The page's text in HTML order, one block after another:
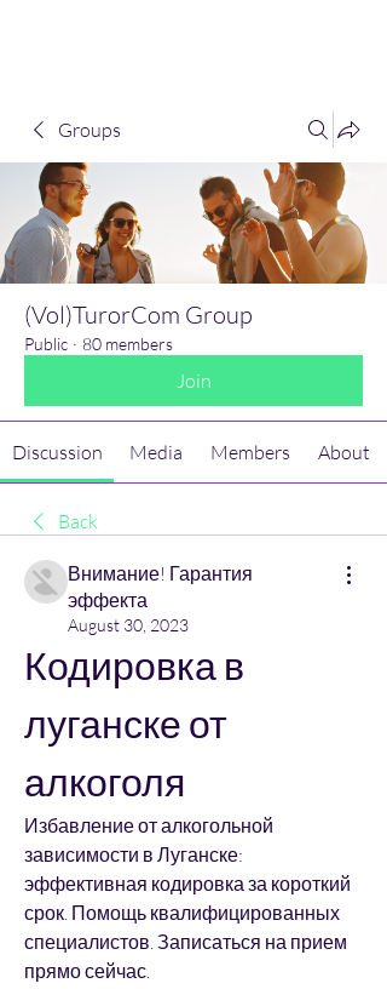
Groups
(Vol)TurorCom Group
Public · 80 members
Join
Discussion Media Members About
Back
Внимание! Гарантия
эффекта
August 30, 2023
Кодировка в
луганске от
алкоголя
Избавление от алкогольной
зависимости в Луганске:
эффективная кодировка за короткий
срок. Помощь квалифицированных
специалистов. Записаться на прием
прямо сейчас.